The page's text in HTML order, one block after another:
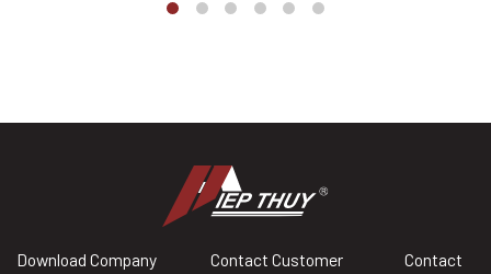
Download Company
Contact Customer
Contact